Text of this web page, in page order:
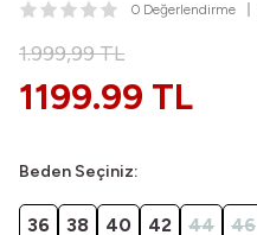
0 Değerlendirme
1.999,99TL
1199.99 TL
Beden Seçiniz:
36 38 40 42 44 46